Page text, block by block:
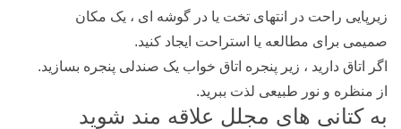
زیرپایی راحت در انتهای تخت یا در گوشه ای ، یک مکان
صمیمی برای مطالعه یا استراحت ایجاد کنید.
اگر اتاق دارید ، زیر پنجره اتاق خواب یک صندلی پنجره بسازید.
از منظره و نور طبیعی لذت ببرید.
به کتانی های مجلل علاقه مند شوید